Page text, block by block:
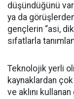
düşündüğünü
ya da
gençlerin “asi,
sıfatlarla
Teknolojik yerli
kaynaklardan
ve aklını